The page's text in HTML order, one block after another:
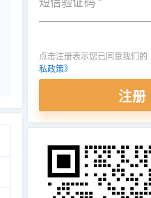
点击注册表示您已同意我们的
私政策》
注册